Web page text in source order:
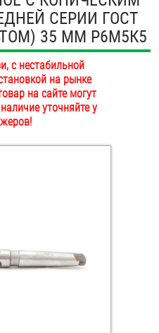
резьбой
СЕРИИ ГОСТ
35 ММ Р6М5К5
с нестабильной
на рынке
на сайте могут
уточняйте у